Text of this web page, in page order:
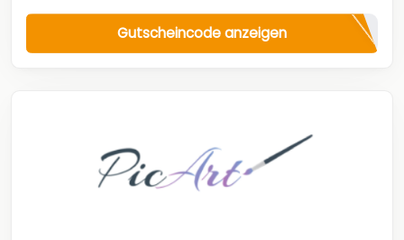
Gutscheincode anzeigen